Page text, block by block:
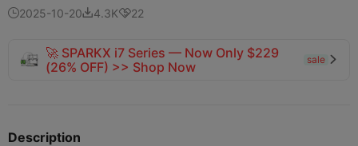
2025-10-204.3K22
🚀 SPARKX i7 Series — Now Only $229
(26% OFF) >> Shop Now
sale 
Description